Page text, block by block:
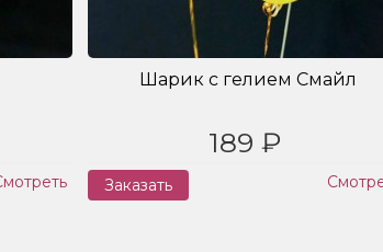
Шарик с гелием Смайл
189 ₽
Заказать